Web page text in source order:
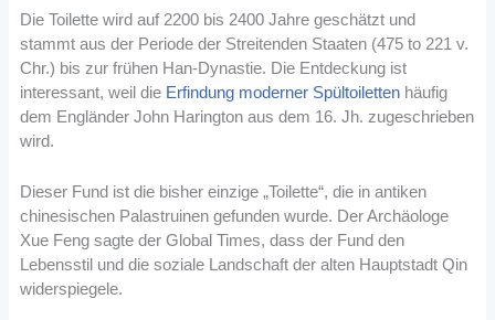
Die Toilette wird auf 2200 bis 2400 Jahre geschätzt und
stammt aus der Periode der Streitenden Staaten (475 to 221 v.
Chr.) bis zur frühen Han-Dynastie. Die Entdeckung ist
interessant, weil die Erfindung moderner Spültoiletten häufig
dem Engländer John Harington aus dem 16. Jh. zugeschrieben
wird.
Dieser Fund ist die bisher einzige „Toilette“, die in antiken
chinesischen Palastruinen gefunden wurde. Der Archäologe
Xue Feng sagte der Global Times, dass der Fund den
Lebensstil und die soziale Landschaft der alten Hauptstadt Qin
widerspiegele.